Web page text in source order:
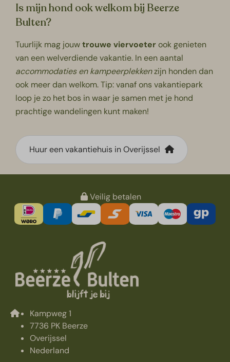
Is mijn hond ook welkom bij Beerze
Bulten?
Tuurlijk mag jouwtrouwe viervoeter ook genieten
van een welverdiende vakantie. In een aantal
accommodaties en kampeerplekkenzijn honden dan
ook meer dan welkom. Tip: vanaf ons vakantiepark
loop je zo het bos in waar je samen met je hond
prachtige wandelingen kunt maken!
Huur een vakantiehuis in Overijssel
Veilig betalen
Kampweg 1
7736 PK Beerze
Overijssel
Nederland